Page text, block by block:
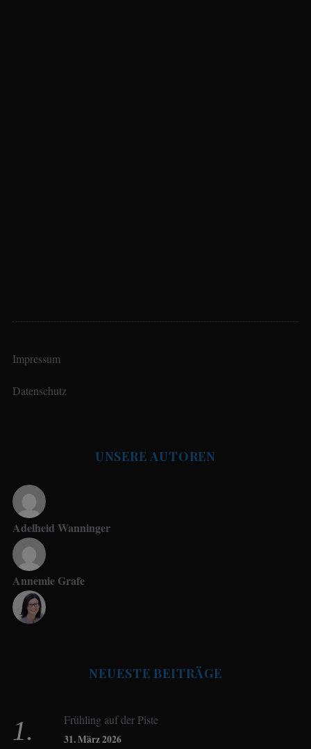
Impressum
Datenschutz
UNSERE AUTOREN
Adelheid Wanninger
Annemie Grafe
Birgit Werner
NEUESTE BEITRÄGE
Frühling auf der Piste
31. März 2026